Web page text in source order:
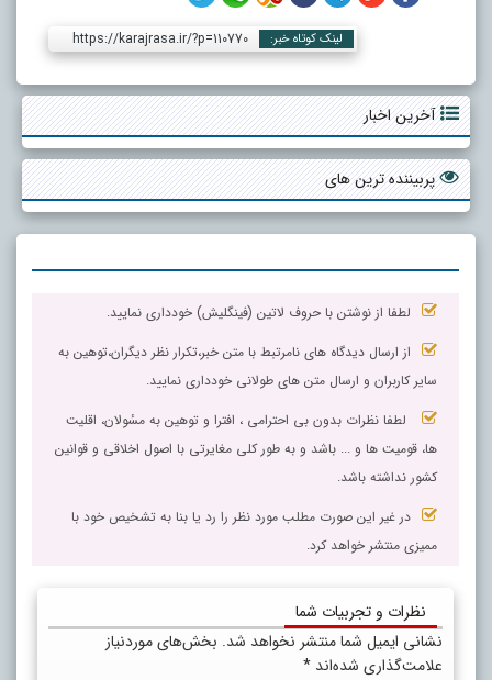
لینک کوتاه خبر: https://karajrasa.ir/?p=110770
آخرین اخبار
پربیننده ترین های
لطفا از نوشتن با حروف لاتین (فینگلیش) خودداری نمایید.
از ارسال دیدگاه های نامرتبط با متن خبر،تکرار نظر دیگران،توهین به
سایر کاربران و ارسال متن های طولانی خودداری نمایید.
لطفا نظرات بدون بی احترامی ، افترا و توهین به مسٔولان، اقلیت
ها، قومیت ها و ... باشد و به طور کلی مغایرتی با اصول اخلاقی و قوانین
کشور نداشته باشد.
در غیر این صورت مطلب مورد نظر را رد یا بنا به تشخیص خود با
ممیزی منتشر خواهد کرد.
نظرات و تجربیات شما
نشانی ایمیل شما منتشر نخواهد شد. بخش‌های موردنیاز
علامت‌گذاری شده‌اند *